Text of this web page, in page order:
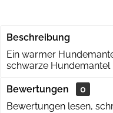
Beschreibung
Ein warmer
schwarze Hundemantel
Bewertungen
0
Bewertungen lesen,